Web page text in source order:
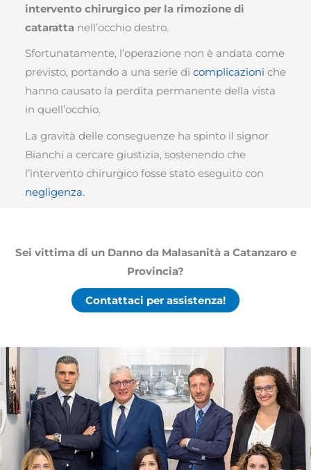
intervento chirurgico per la rimozione di
catarattanell’occhio destro.
Sfortunatamente, l’operazione non è andata come
previsto, portando a una serie di complicazioni che
hanno causato la perdita permanente della vista
in quell’occhio.
La gravità delle conseguenze ha spinto il signor
Bianchi a cercare giustizia, sostenendo che
l’intervento chirurgico fosse stato eseguito con
negligenza.
Sei vittima di un Danno da Malasanità a Catanzaro e
Provincia?
Contattaci per assistenza!